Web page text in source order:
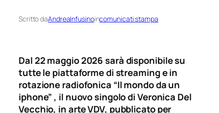
Scritto daAndreaInfusinoincomunicati stampa
Dal 22 maggio 2026 sarà disponibile su
tutte le piattaforme di streaming e in
rotazione radiofonica “Il mondo da un
iphone” , il nuovo singolo di Veronica Del
Vecchio, in arte VDV, pubblicato per